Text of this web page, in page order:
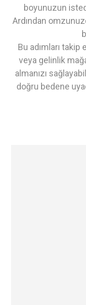
boyunuzun
Ardından
Bu adımları
veya gelinlik
almanızı
doğru bedene